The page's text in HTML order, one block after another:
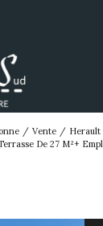
Vente Herault
De 27 M²+